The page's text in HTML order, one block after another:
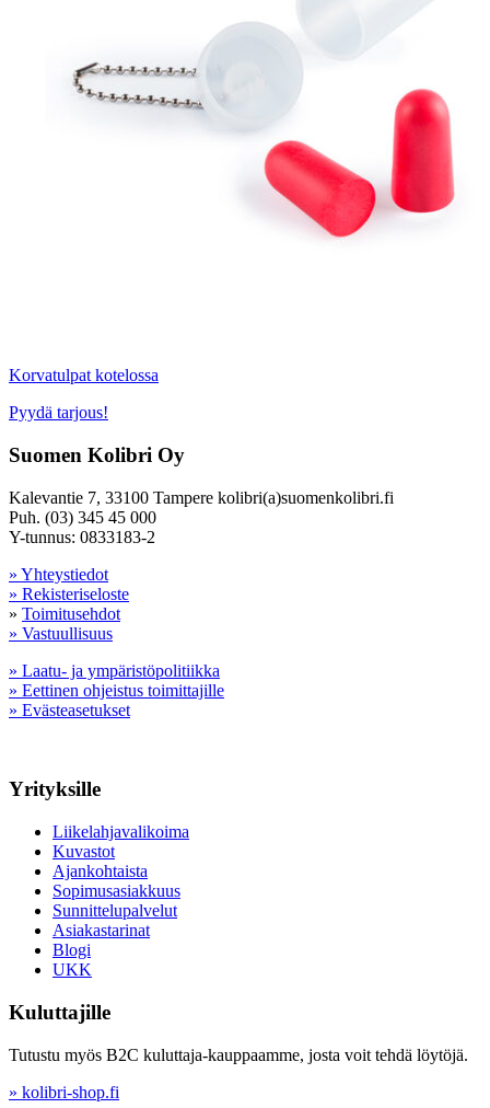
Korvatulpat kotelossa
Pyydä tarjous!
Suomen Kolibri Oy
Kalevantie 7, 33100 Tampere kolibri(a)suomenkolibri.fi
Puh. (03) 345 45 000
Y-tunnus: 0833183-2
» Yhteystiedot
» Rekisteriseloste
» Toimitusehdot
» Vastuullisuus
» Laatu- ja ympäristöpolitiikka
» Eettinen ohjeistus toimittajille
» Evästeasetukset
Yrityksille
Liikelahjavalikoima
Kuvastot
Ajankohtaista
Sopimusasiakkuus
Sunnittelupalvelut
Asiakastarinat
Blogi
UKK
Kuluttajille
Tutustu myös B2C kuluttaja-kauppaamme, josta voit tehdä löytöjä.
» kolibri-shop.fi